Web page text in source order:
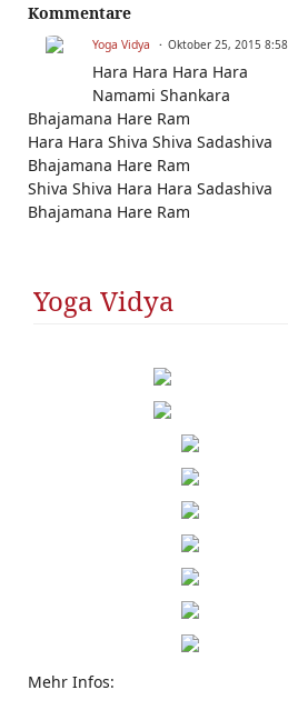
Kommentare
Yoga Vidya Oktober 25, 2015 8:58
Hara Hara Hara Hara
Namami Shankara
Bhajamana Hare Ram
Hara Hara Shiva Shiva Sadashiva
Bhajamana Hare Ram
Shiva Shiva Hara Hara Sadashiva
Bhajamana Hare Ram
Yoga Vidya
Mehr Infos: